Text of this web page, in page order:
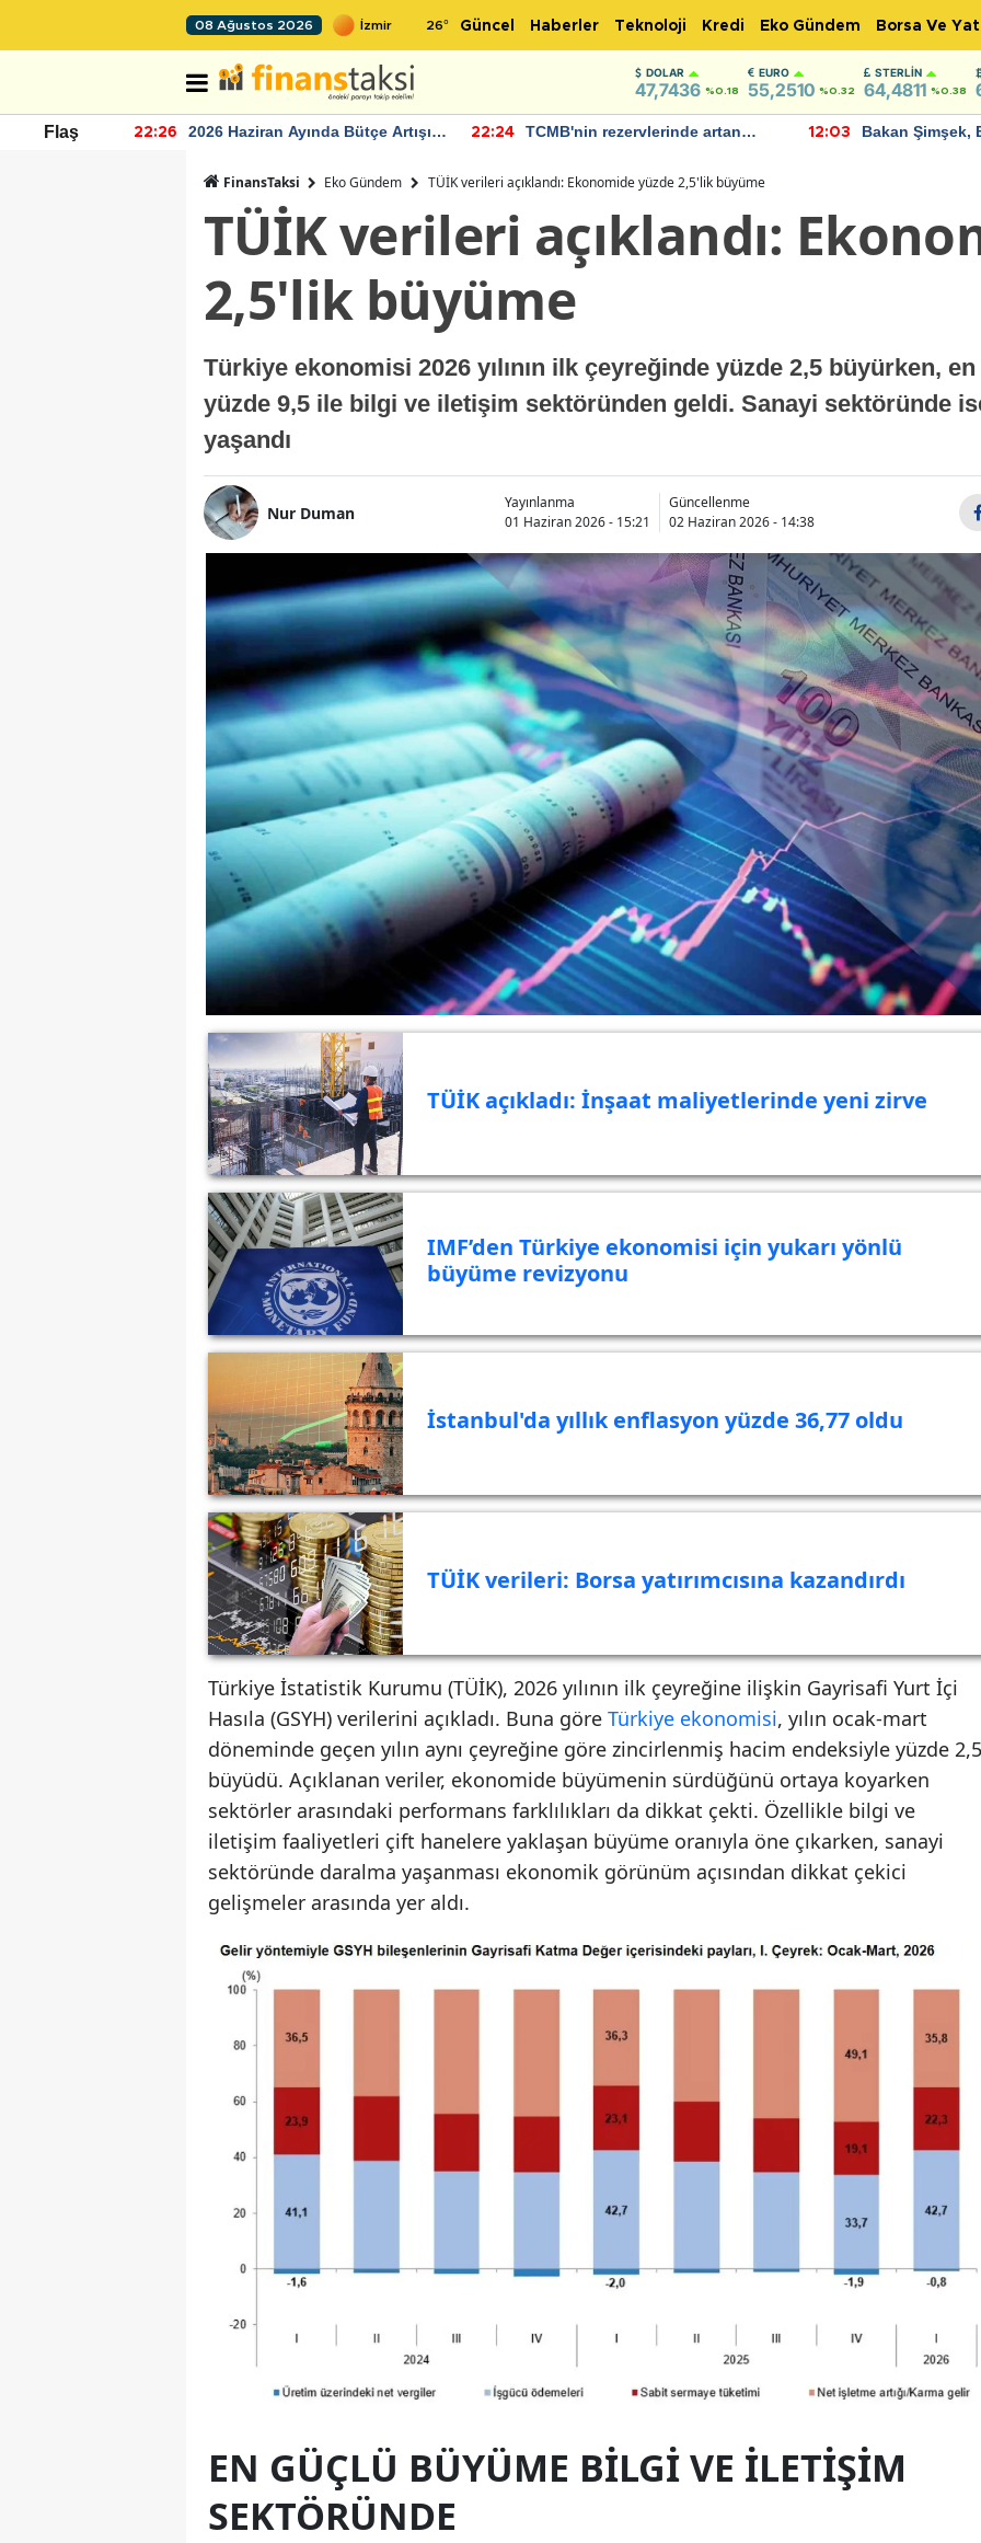
08 Ağustos 2026 26° Güncel Haberler Teknoloji Kredi Eko Gündem Borsa Ve
DOLAR
47,7436 %0.18
EURO
55,2510 %0.32
STERLIN
64,4811 %0.38
Flaş
2026 Haziran Ayında Bütçe Artışı
22:24
TCMB'nin rezervlerinde artan
12:03
Bakan Şimşek, Batman Havalimanı
FinansTaksi Eko Gündem TÜİK verileri açıklandı: Ekonomide yüzde 2,5'lik büyüme
TÜİK verileri açıklandı:
2,5'lik büyüme
Türkiye ekonomisi 2026 yılının ilk çeyreğinde yüzde 2,5 büyürken,
yüzde 9,5 ile bilgi ve iletişim sektöründen geldi. Sanayi sektöründe
yaşandı
Nur Duman
Yayınlanma
01 Haziran 2026 - 15:21
Güncellenme
02 Haziran 2026 - 14:38
TÜİK açıkladı: İnşaat maliyetlerinde yeni zirve
IMF’den Türkiye ekonomisi için yukarı yönlü
büyüme revizyonu
İstanbul'da yıllık enflasyon yüzde 36,77 oldu
TÜİK verileri: Borsa yatırımcısına kazandırdı
Türkiye İstatistik Kurumu (TÜİK), 2026 yılının ilk çeyreğine ilişkin Gayrisafi Yurt İçi
Hasıla (GSYH) verilerini açıkladı. Buna göre Türkiye ekonomisi, yılın ocak-mart
döneminde geçen yılın aynı çeyreğine göre zincirlenmiş hacim endeksiyle yüzde 2,5
büyüdü. Açıklanan veriler, ekonomide büyümenin sürdüğünü ortaya koyarken
sektörler arasındaki performans farklılıkları da dikkat çekti. Özellikle bilgi ve
iletişim faaliyetleri çift hanelere yaklaşan büyüme oranıyla öne çıkarken, sanayi
sektöründe daralma yaşanması ekonomik görünüm açısından dikkat çekici
gelişmeler arasında yer aldı.
EN GÜÇLÜ BÜYÜME BILGI VE İLETIŞIM
SEKTÖRÜNDE